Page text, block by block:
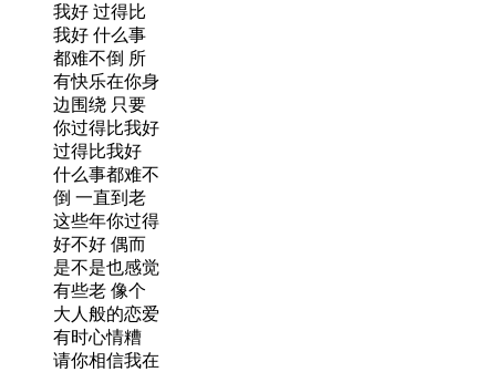
我好 过得比
我好 什么事
都难不倒 所
有快乐在你身
边围绕 只要
你过得比我好
过得比我好
什么事都难不
倒 一直到老
这些年你过得
好不好 偶而
是不是也感觉
有些老 像个
大人般的恋爱
有时心情糟
请你相信我在